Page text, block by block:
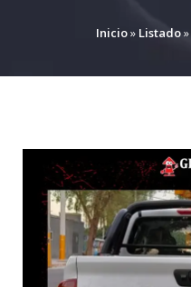
Inicio» Listado»